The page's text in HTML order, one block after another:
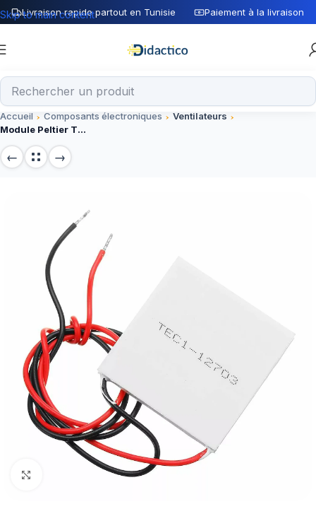
Livraison rapide partout en Tunisie Paiement à la livraison
Skip to main content
Accueil Composants électroniques
Ventilateurs
Module Peltier TEC1-12703 12V 3A 30x30mm
Click to enlarge